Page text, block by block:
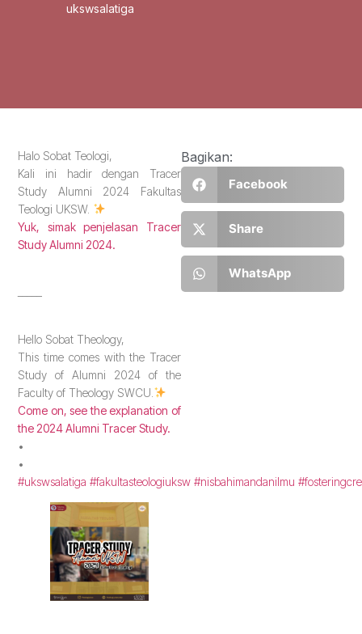
ukswsalatiga
Halo Sobat Teologi,
Kali ini hadir dengan Tracer
Study Alumni 2024 Fakultas
Teologi UKSW.
Yuk, simak penjelasan Tracer
Study Alumni 2024.
Hello Sobat Theology,
This time comes with the Tracer
Study of Alumni 2024 of the
Faculty of Theology SWCU.
Come on, see the explanation of
the 2024 Alumni Tracer Study.
•
•
#ukswsalatiga #fakultasteologiuksw #nisbahimandanilmu
Bagikan:
Facebook
Share
WhatsApp